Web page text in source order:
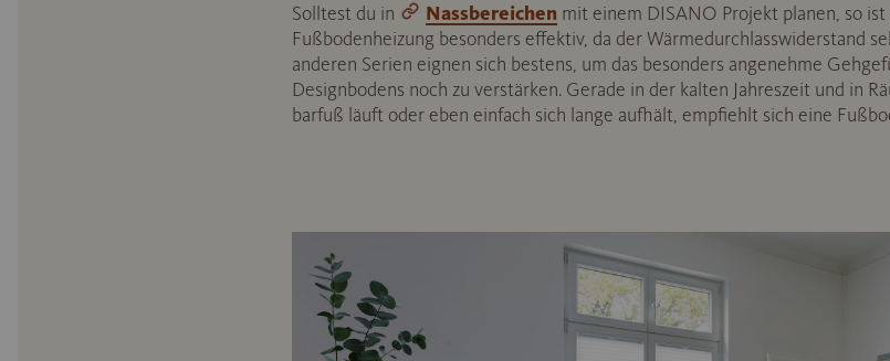
Solltest du in Nassbereichen mit einem DISANO Projekt planen, so
Fußbodenheizung besonders effektiv, da der Wärmedurchlasswiderstand
anderen Serien eignen sich bestens, um das besonders angenehme
Designbodens noch zu verstärken. Gerade in der kalten Jahreszeit und in
barfuß läuft oder eben einfach sich lange aufhält, empfiehlt sich eine